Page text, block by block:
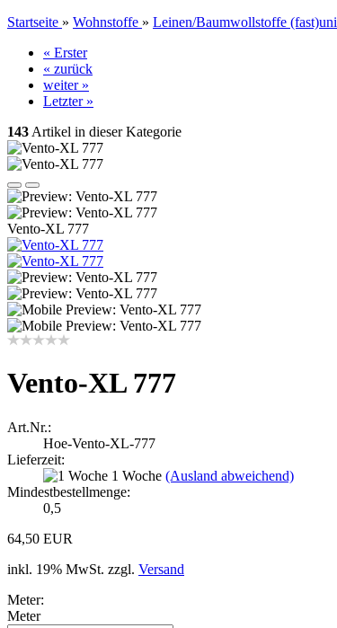
Startseite » Wohnstoffe » Leinen/Baumwollstoffe (fast)uni
« Erster
« zurück
weiter »
Letzter »
143 Artikel in dieser Kategorie
Vento-XL 777
Vento-XL 777
Art.Nr.:
Hoe-Vento-XL-777
Lieferzeit:
1 Woche (Ausland abweichend)
Mindestbestellmenge:
0,5
64,50 EUR
inkl. 19% MwSt. zzgl. Versand
Meter:
Meter